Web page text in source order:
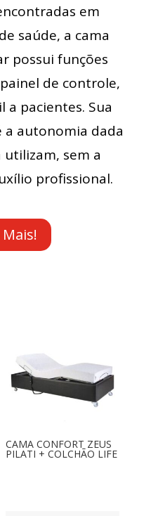
em
saúde, a cama
possui funções
de controle,
a pacientes. Sua
a autonomia dada
utilizam, sem a
profissional.
CAMA CONFORT ZEUS
PILATI + COLCHÃO LIFE